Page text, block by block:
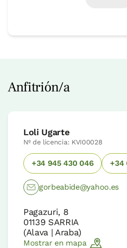
Anfitrión/a
Loli Ugarte
Nº de licencia: KVI00028
+34 945 430 046 +34
gorbeabide@yahoo.es
Pagazuri, 8
01139 SARRIA
(Alava | Araba)
Mostrar en mapa